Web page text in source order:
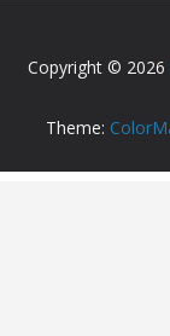
Copyright © 2026
Theme: